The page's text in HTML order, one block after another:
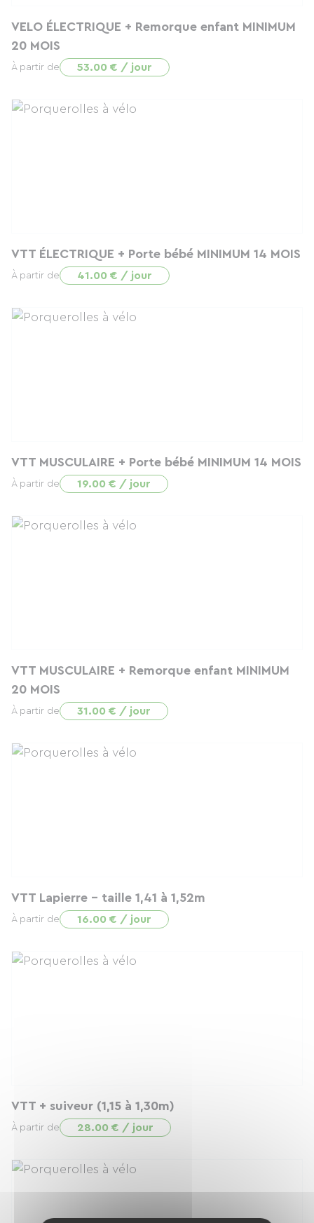
VELO ÉLECTRIQUE + Remorque enfant MINIMUM
20 MOIS
À partir de 53.00 € / jour
VTT ÉLECTRIQUE + Porte bébé MINIMUM 14 MOIS
À partir de 41.00 € / jour
VTT MUSCULAIRE + Porte bébé MINIMUM 14 MOIS
À partir de 19.00 € / jour
VTT MUSCULAIRE + Remorque enfant MINIMUM
20 MOIS
À partir de 31.00 € / jour
VTT Lapierre - taille 1,41 à 1,52m
À partir de 16.00 € / jour
VTT + suiveur (1,15 à 1,30m)
À partir de 28.00 € / jour